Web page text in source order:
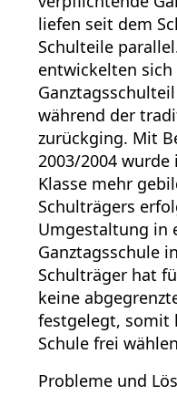
liefen seit dem
Schulteile
entwickelten
während der
zurückging. Mit
2003/2004
Klasse mehr
Schulträgers
Umgestaltung in
Ganztagsschule
Schulträger hat
keine
festgelegt, somit
Schule frei
Probleme und